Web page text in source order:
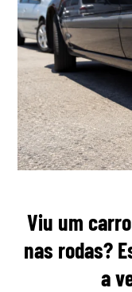
Viu um
nas rodas?
a